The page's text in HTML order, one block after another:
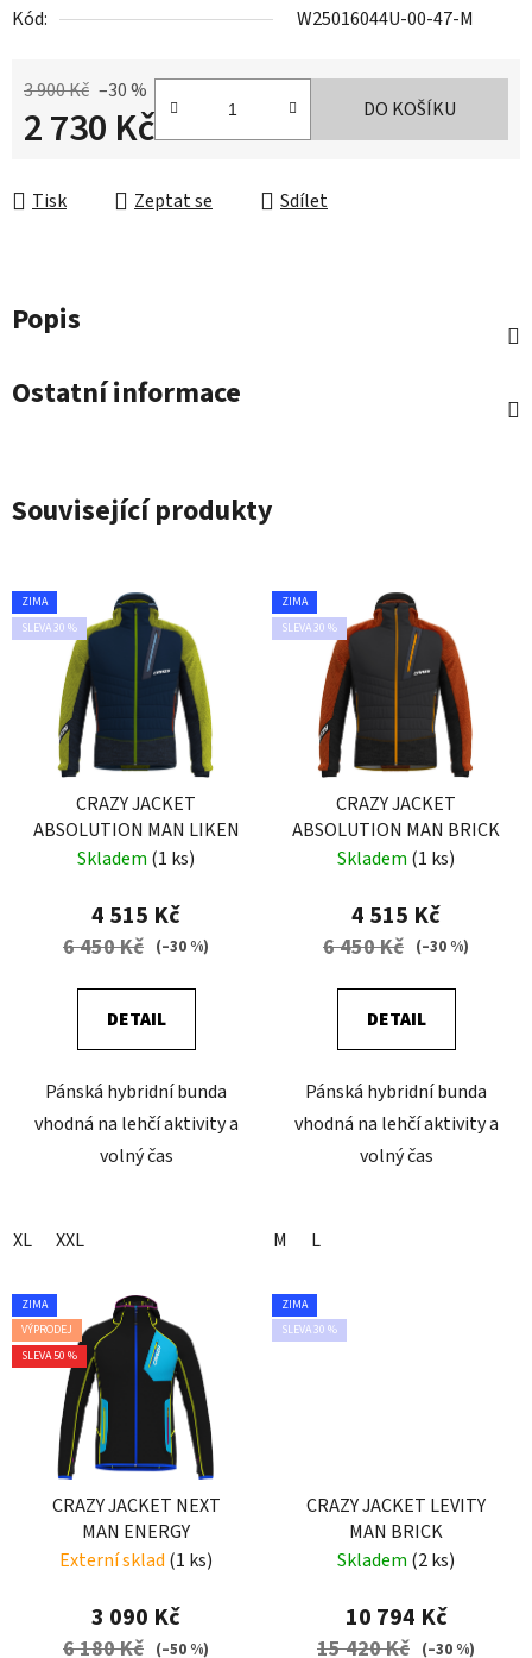
Kód:
W25016044U-00-47-M
3 900 Kč –30 %
2 730 Kč DO KOŠÍKU
Tisk Zeptat se Sdílet
Popis
Ostatní informace
Související produkty
ZIMA
SLEVA 30 %
CRAZY JACKET
ABSOLUTION MAN LIKEN
Skladem (1 ks)
4 515 Kč
6 450 Kč (–30 %)
DETAIL
Pánská hybridní bunda
vhodná na lehčí aktivity a
volný čas
XL XXL
ZIMA
SLEVA 30 %
CRAZY JACKET
ABSOLUTION MAN BRICK
Skladem (1 ks)
4 515 Kč
6 450 Kč (–30 %)
DETAIL
Pánská hybridní bunda
vhodná na lehčí aktivity a
volný čas
M L
ZIMA
VÝPRODEJ
SLEVA 50 %
CRAZY JACKET NEXT
MAN ENERGY
Externí sklad (1 ks)
3 090 Kč
6 180 Kč (–50 %)
ZIMA
SLEVA 30 %
CRAZY JACKET LEVITY
MAN BRICK
Skladem (2 ks)
10 794 Kč
15 420 Kč (–30 %)